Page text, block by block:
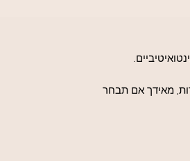
המהירות, מאידך אם תבחר